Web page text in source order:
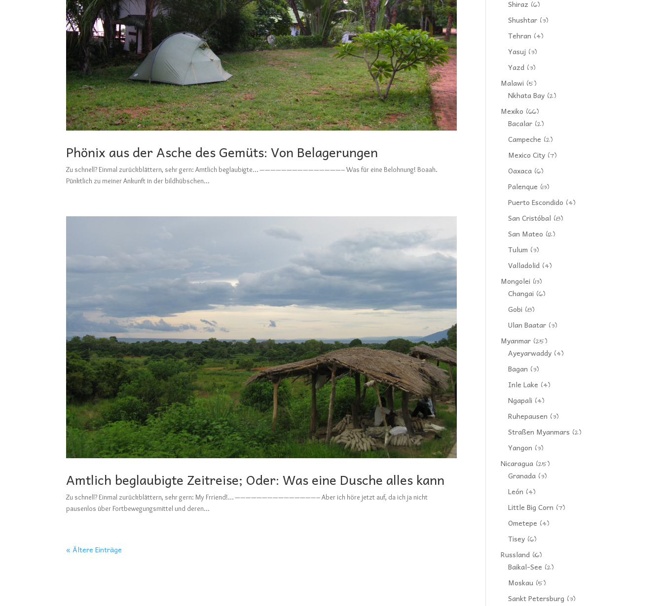
Phönix aus der Asche des Gemüts: Von Belagerungen
Zu schnell? Einmal zurückblättern, sehr gern: Amtlich beglaubigte… ———————————————– Was für eine Belohnung! Boaah.
Pünktlich zu meiner Ankunft in der bildhübschen...
Amtlich beglaubigte Zeitreise; Oder: Was eine Dusche alles kann
Zu schnell? Einmal zurückblättern, sehr gern: My Frriend!… ———————————————– Aber ich höre jetzt auf, da ich ja nicht
pausenlos über Fortbewegungsmittel und deren...
« Ältere Einträge
Shiraz (6)
Shushtar (3)
Tehran (4)
Yasuj (3)
Yazd (3)
Malawi (5)
Nkhata Bay (2)
Mexiko (66)
Bacalar (2)
Campeche (2)
Mexico City (7)
Oaxaca (6)
Palenque (13)
Puerto Escondido (4)
San Cristóbal (8)
San Mateo (12)
Tulum (3)
Valladolid (4)
Mongolei (13)
Changai (6)
Gobi (8)
Ulan Baatar (3)
Myanmar (25)
Ayeyarwaddy (4)
Bagan (3)
Inle Lake (4)
Ngapali (4)
Ruhepausen (3)
Straßen Myanmars (2)
Yangon (3)
Nicaragua (25)
Granada (3)
León (4)
Little Big Corn (7)
Ometepe (4)
Tisey (6)
Russland (16)
Baikal-See (2)
Moskau (5)
Sankt Petersburg (3)